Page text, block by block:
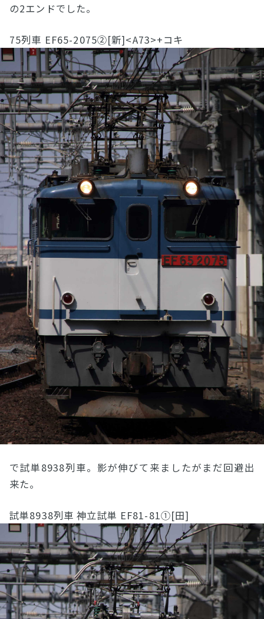
の2エンドでした。
75列車 EF65-2075②[新]<A73>+コキ
で試単8938列車。影が伸びて来ましたがまだ回避出
来た。
試単8938列車 神立試単 EF81-81①[田]